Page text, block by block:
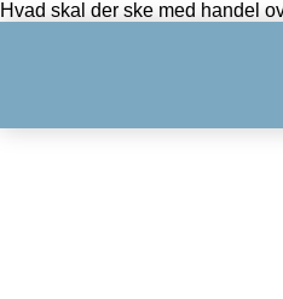
Hvad skal der ske med handel